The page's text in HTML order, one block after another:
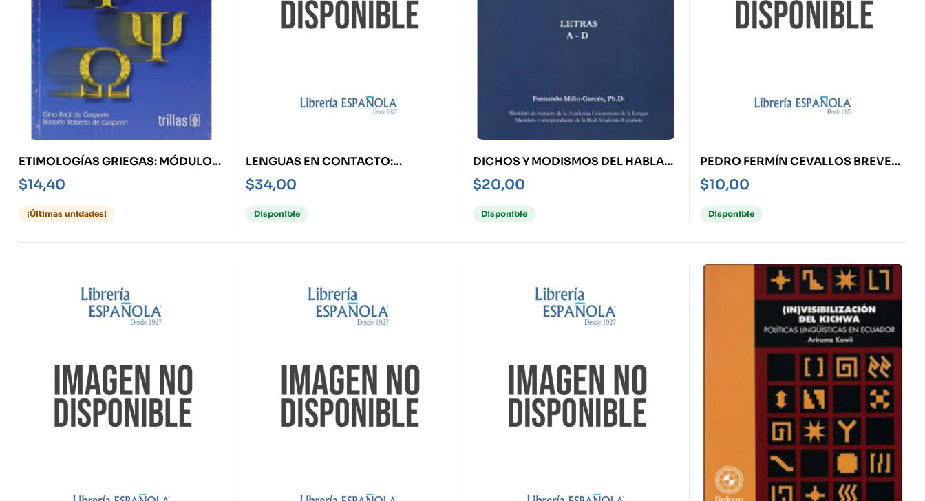
ETIMOLOGÍAS GRIEGAS: MÓDULOS
PARA BACHILLERATO
$14,40
¡Últimas unidades!
LENGUAS EN CONTACTO:
DESAFÍOS EN LA DIVERSIDAD
$34,00
Disponible
DICHOS Y MODISMOS DEL HABLA
ECUATORIANA
$20,00
Disponible
PEDRO FERMÍN CEVALLOS BREVE
CATÁLOGO DE ERRORES EN ORDEN
A LA LENGUA Y AL LENGUAJE
CASTELLANO
$10,00
Disponible